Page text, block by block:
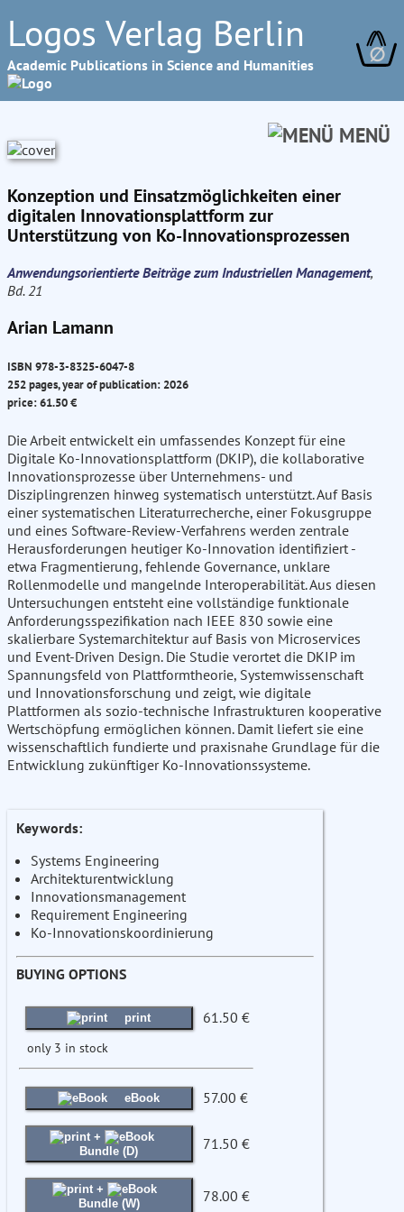
Logos Verlag Berlin
Academic Publications in Science and Humanities ∅
MENÜ
Konzeption und Einsatzmöglichkeiten einer
digitalen Innovationsplattform zur
Unterstützung von Ko-Innovationsprozessen
Anwendungsorientierte Beiträge zum Industriellen Management,
Bd. 21
Arian Lamann
ISBN 978-3-8325-6047-8
252 pages, year of publication: 2026
price: 61.50 €
Die Arbeit entwickelt ein umfassendes Konzept für eine
Digitale Ko-Innovationsplattform (DKIP), die kollaborative
Innovationsprozesse über Unternehmens- und
Disziplingrenzen hinweg systematisch unterstützt. Auf Basis
einer systematischen Literaturrecherche, einer Fokusgruppe
und eines Software-Review-Verfahrens werden zentrale
Herausforderungen heutiger Ko-Innovation identifiziert -
etwa Fragmentierung, fehlende Governance, unklare
Rollenmodelle und mangelnde Interoperabilität. Aus diesen
Untersuchungen entsteht eine vollständige funktionale
Anforderungsspezifikation nach IEEE 830 sowie eine
skalierbare Systemarchitektur auf Basis von Microservices
und Event-Driven Design. Die Studie verortet die DKIP im
Spannungsfeld von Plattformtheorie, Systemwissenschaft
und Innovationsforschung und zeigt, wie digitale
Plattformen als sozio-technische Infrastrukturen kooperative
Wertschöpfung ermöglichen können. Damit liefert sie eine
wissenschaftlich fundierte und praxisnahe Grundlage für die
Entwicklung zukünftiger Ko-Innovationssysteme.
Keywords:
Systems Engineering
Architekturentwicklung
Innovationsmanagement
Requirement Engineering
Ko-Innovationskoordinierung
BUYING OPTIONS
print 61.50 €
only 3 in stock
eBook 57.00 €
+
Bundle (D)
71.50 €
+
Bundle (W)
78.00 €